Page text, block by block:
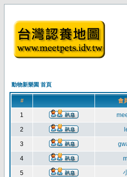
動物新樂園 首頁
# 會
1
2
3
4
5